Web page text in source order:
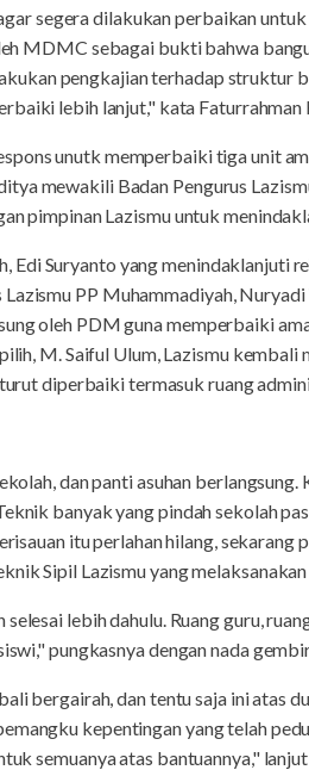
segera dilakukan perbaikan
MDMC sebagai bukti bahwa
pengkajian terhadap struktur
lebih lanjut," kata
unutk memperbaiki tiga unit
mewakili Badan Pengurus
pimpinan Lazismu untuk
Edi Suryanto yang menindaklanjuti
Lazismu PP Muhammadiyah,
oleh PDM guna memperbaiki
M. Saiful Ulum, Lazismu kembali
diperbaiki termasuk ruang
dan panti asuhan
banyak yang pindah sekolah
itu perlahan hilang,
Sipil Lazismu yang
lebih dahulu. Ruang guru,
pungkasnya dengan nada
bergairah, dan tentu saja ini atas
kepentingan yang telah
semuanya atas bantuannya,"